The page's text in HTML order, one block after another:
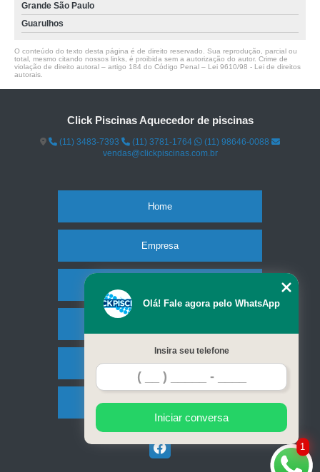
Grande São Paulo
Guarulhos
O conteúdo do texto desta página é de direito reservado. Sua reprodução, parcial ou
total, mesmo citando nossos links, é proibida sem a autorização do autor. Crime de
violação de direito autoral – artigo 184 do Código Penal – Lei 9610/98 - Lei de direitos
autorais
Click Piscinas Aquecedor de piscinas
(11) 3483-7393 (11) 3781-1764
(11) 98646-0088
vendas@clickpiscinas.com.br
Home
Empresa
Contato
Mapa do site
1
Olá! Fale agora pelo WhatsApp
Insira seu telefone
Iniciar conversa